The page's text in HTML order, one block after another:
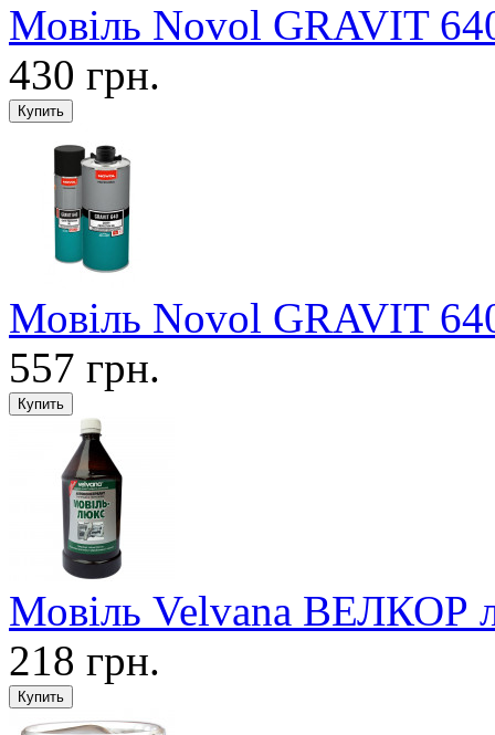
Мовіль Novol GRAVIT
430 грн.
Мовіль Novol GRAVIT
557 грн.
Мовіль Velvana ВЕЛКОР
218 грн.